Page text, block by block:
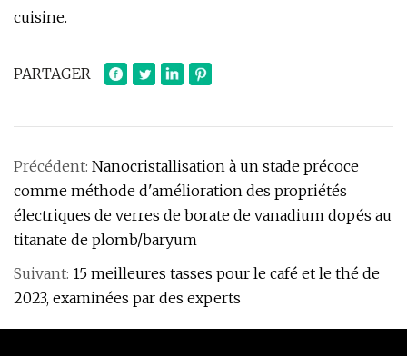
cuisine.
PARTAGER
Précédent: Nanocristallisation à un stade précoce
comme méthode d'amélioration des propriétés
électriques de verres de borate de vanadium dopés au
titanate de plomb/baryum
Suivant: 15 meilleures tasses pour le café et le thé de
2023, examinées par des experts